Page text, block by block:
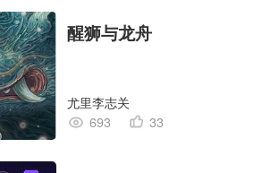
醒狮与龙舟
尤里李志关
693
33